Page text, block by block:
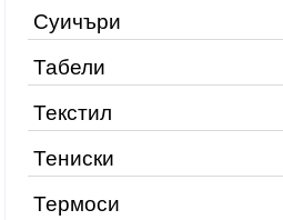
Суичъри
Табели
Текстил
Тениски
Термоси